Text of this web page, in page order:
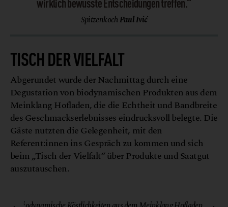
SpitzenkochPaul Ivić
TISCH DER VIELFALT
Abgerundet wurde der Nachmittag durch eine
Degustation von biodynamischen Produkten aus dem
Meinklang Hofladen, die die Echtheit und Bandbreite
des Geschmackserlebnisses eindrucksvoll belegte. Die
Gäste nutzten die Gelegenheit, mit den
Referent:innen ins Gespräch zu kommen und sich
beim „Tisch der Vielfalt“ über Produkte und Saatgut
auszutauschen.